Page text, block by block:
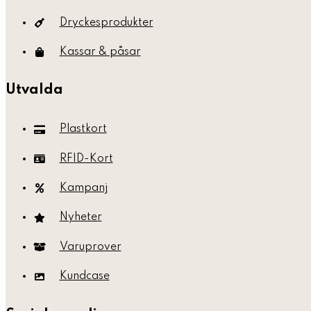
Dryckesprodukter
Kassar & påsar
Utvalda
Plastkort
RFID-Kort
Kampanj
Nyheter
Varuprover
Kundcase